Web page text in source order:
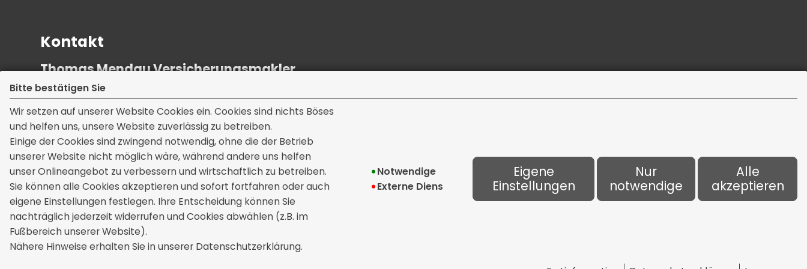
Bitte bestätigen Sie
Wir setzen auf unserer Website Cookies ein. Cookies sind nichts Böses
und helfen uns, unsere Website zuverlässig zu betreiben.
Einige der Cookies sind zwingend notwendig, ohne die der Betrieb
unserer Website nicht möglich wäre, während andere uns helfen
unser Onlineangebot zu verbessern und wirtschaftlich zu betreiben.
Sie können alle Cookies akzeptieren und sofort fortfahren oder auch
eigene Einstellungen festlegen. Ihre Entscheidung können Sie
nachträglich jederzeit widerrufen und Cookies abwählen (z.B. im
Fußbereich unserer Website).
Nähere Hinweise erhalten Sie in unserer Datenschutzerklärung.
Notwendige
Externe Dienste
Eigene
Einstellungen
Nur
notwendige
Alle
akzeptieren
Kontakt
Thomas Mendau Versicherungsmakler
Dorfstraße 9a
39175 Wahlitz
Rechtliches
Impressum Erstinformation